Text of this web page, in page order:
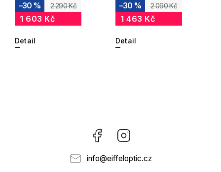
2 290 Kč
–30 %
1 603 Kč
Detail
2 090 Kč
–30 %
1 463 Kč
Detail
Facebook
info@eiffeloptic.cz